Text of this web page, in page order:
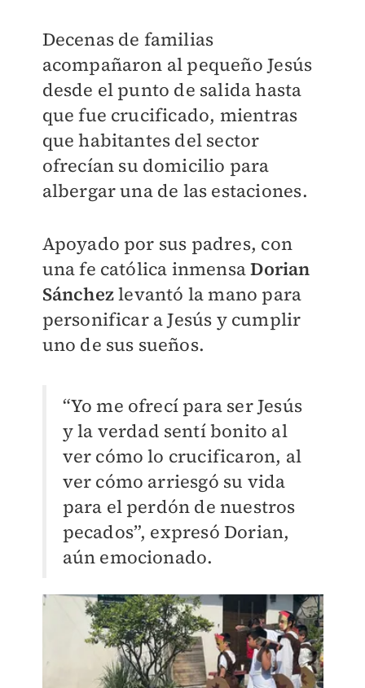
Decenas de familias
acompañaron al pequeño Jesús
desde el punto de salida hasta
que fue crucificado, mientras
que habitantes del sector
ofrecían su domicilio para
albergar una de las estaciones.
Apoyado por sus padres, con
una fe católica inmensaDorian
Sánchezlevantó la mano para
personificar a Jesús y cumplir
uno de sus sueños.
“Yo me ofrecí para ser Jesús
y la verdad sentí bonito al
ver cómo lo crucificaron, al
ver cómo arriesgó su vida
para el perdón de nuestros
pecados”, expresó Dorian,
aún emocionado.